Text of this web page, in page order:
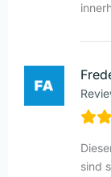
sind